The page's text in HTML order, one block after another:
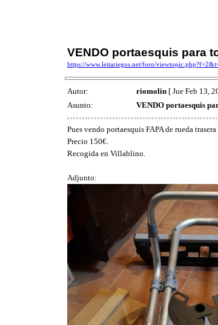
VENDO portaesquis para
https://www.leitariegos.net/foro/
Autor: riomolin [ Jue Feb 13,
Asunto:
VENDO portaesquis
Pues vendo portaesquis FAPA de rueda
Precio 150€.
Recogida en Villablino.
Adjunto: